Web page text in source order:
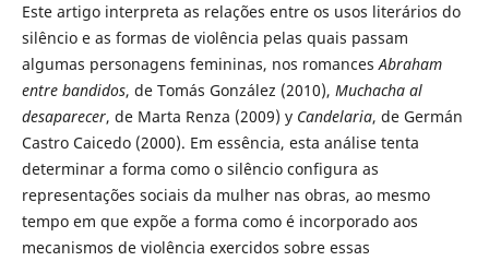
Este artigo interpreta as relações entre os usos literários do
silêncio e as formas de violência pelas quais passam
algumas personagens femininas, nos romancesAbraham
entre bandidos, de Tomás González (2010), Muchacha al
desaparecer, de Marta Renza (2009) y Candelaria, de Germán
Castro Caicedo (2000). Em essência, esta análise tenta
determinar a forma como o silêncio configura as
representações sociais da mulher nas obras, ao mesmo
tempo em que expõe a forma como é incorporado aos
mecanismos de violência exercidos sobre essas